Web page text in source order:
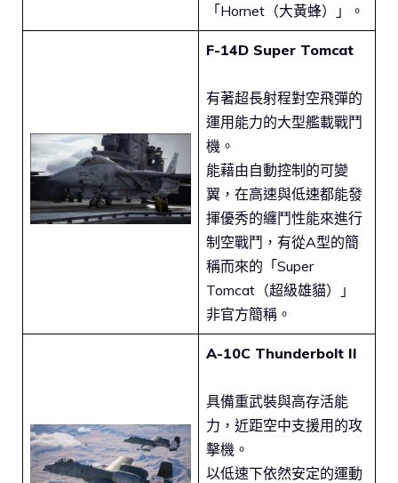
「Hornet（大黃蜂）」。
F-14D Super Tomcat
有著超長射程對空飛彈的
運用能力的大型艦載戰鬥
機。
能藉由自動控制的可變
翼，在高速與低速都能發
揮優秀的纏鬥性能來進行
制空戰鬥，有從A型的簡
稱而來的「Super
Tomcat（超級雄貓）」
非官方簡稱。
A-10C Thunderbolt II
具備重武裝與高存活能
力，近距空中支援用的攻
擊機。
以低速下依然安定的運動